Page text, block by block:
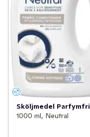
Sköljmedel Parfymfri
1000 ml, Neutral